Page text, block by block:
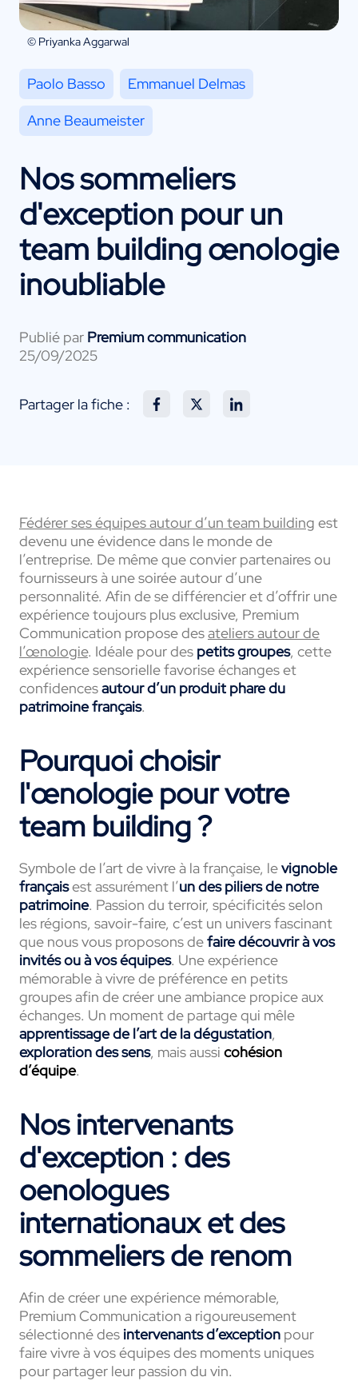
© Priyanka Aggarwal
Paolo Basso
Emmanuel Delmas
Anne Beaumeister
Nos sommeliers
d'exception pour un
team building œnologie
inoubliable
Publié par Premium communication
25/09/2025
Partager la fiche :
Fédérer ses équipes autour d’un team building est
devenu une évidence dans le monde de
l’entreprise. De même que convier partenaires ou
fournisseurs à une soirée autour d’une
personnalité. Afin de se différencier et d’offrir une
expérience toujours plus exclusive, Premium
Communication propose desateliers autour de
l’œnologie. Idéale pour des petits groupes, cette
expérience sensorielle favorise échanges et
confidencesautour d’un produit phare du
patrimoine français.
Pourquoi choisir
l'œnologie pour votre
team building ?
Symbole de l’art de vivre à la française, levignoble
françaisest assurément l’un des piliers de notre
patrimoine. Passion du terroir, spécificités selon
les régions, savoir-faire, c’est un univers fascinant
que nous vous proposons defaire découvrir à vos
invités ou à vos équipes. Une expérience
mémorable à vivre de préférence en petits
groupes afin de créer une ambiance propice aux
échanges. Un moment de partage qui mêle
apprentissage de l’art de la dégustation,
exploration des sens, mais aussi cohésion
d’équipe.
Nos intervenants
d'exception : des
oenologues
internationaux et des
sommeliers de renom
Afin de créer une expérience mémorable,
Premium Communication a rigoureusement
sélectionné des intervenants d’exception pour
faire vivre à vos équipes des moments uniques
pour partager leur passion du vin.